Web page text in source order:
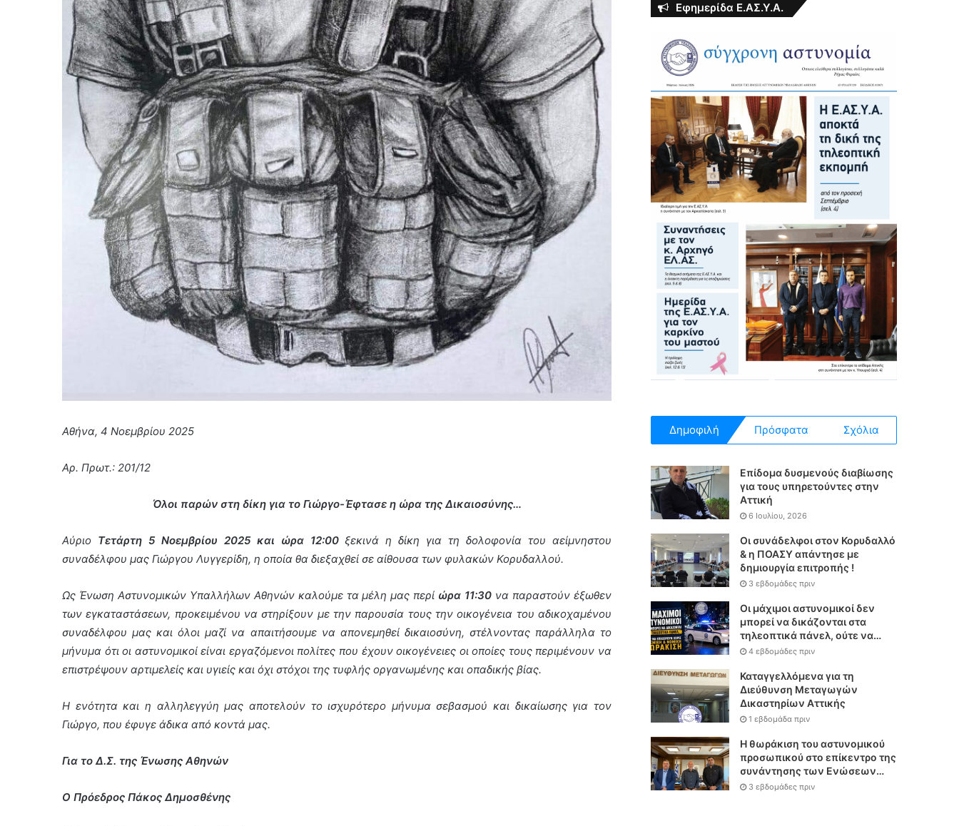
Αθήνα, 4 Νοεμβρίου 2025
Αρ. Πρωτ.: 201/12
Όλοι παρών στη δίκη για το Γιώργο-Έφτασε η ώρα της Δικαιοσύνης…
Αύριο Τετάρτη 5 Νοεμβρίου 2025 και ώρα 12:00ξεκινά η δίκη για τη δολοφονία του αείμνηστου
συναδέλφου μας Γιώργου Λυγγερίδη, η οποία θα διεξαχθεί σε αίθουσα των φυλακών Κορυδαλλού.
Ως Ένωση Αστυνομικών Υπαλλήλων Αθηνών καλούμε τα μέλη μας περί ώρα 11:30 να παραστούν έξωθεν
των εγκαταστάσεων, προκειμένου να στηρίξουν με την παρουσία τους την οικογένεια του αδικοχαμένου
συναδέλφου μας και όλοι μαζί να απαιτήσουμε να απονεμηθεί δικαιοσύνη, στέλνοντας παράλληλα το
μήνυμα ότι οι αστυνομικοί είναι εργαζόμενοι πολίτες που έχουν οικογένειες οι οποίες τους περιμένουν να
επιστρέψουν αρτιμελείς και υγιείς και όχι στόχοι της τυφλής οργανωμένης και οπαδικής βίας.
Η ενότητα και η αλληλεγγύη μας αποτελούν το ισχυρότερο μήνυμα σεβασμού και δικαίωσης για τον
Γιώργο, που έφυγε άδικα από κοντά μας.
Για το Δ.Σ. της Ένωσης Αθηνών
Ο Πρόεδρος Πάκος Δημοσθένης
Εφημερίδα Ε.ΑΣ.Υ.Α.
Δημοφιλή Πρόσφατα Σχόλια
Επίδομα δυσμενούς διαβίωσης
για τους υπηρετούντες στην
Αττική
6 Ιουλίου, 2026
Οι συνάδελφοι στον Κορυδαλλό
& η ΠΟΑΣΥ απάντησε με
δημιουργία επιτροπής !
3 εβδομάδες πριν
Οι μάχιμοι αστυνομικοί δεν
μπορεί να δικάζονται στα
τηλεοπτικά πάνελ, ούτε να
επιχειρούν χωρίς θεσμική &
4 εβδομάδες πριν
Καταγγελλόμενα για τη
Διεύθυνση Μεταγωγών
Δικαστηρίων Αττικής
1 εβδομάδα πριν
Η θωράκιση του αστυνομικού
προσωπικού στο επίκεντρο της
συνάντησης των Ενώσεων
Αστυνομικών Υπαλλήλων
3 εβδομάδες πριν